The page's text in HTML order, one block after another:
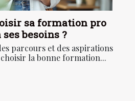
sa formation pro
ses besoins ?
parcours et des aspirations
la bonne formation...